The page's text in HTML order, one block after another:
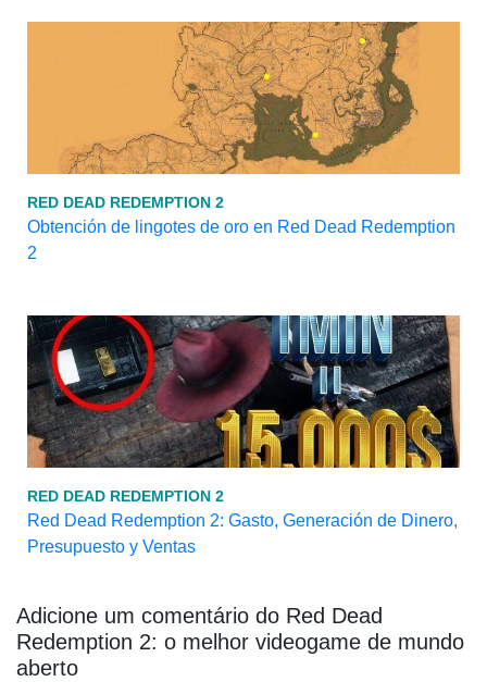
RED DEAD REDEMPTION 2
Obtención de lingotes de oro en Red Dead Redemption
2
RED DEAD REDEMPTION 2
Red Dead Redemption 2: Gasto, Generación de Dinero,
Presupuesto y Ventas
Adicione um comentário do Red Dead
Redemption 2: o melhor videogame de mundo
aberto